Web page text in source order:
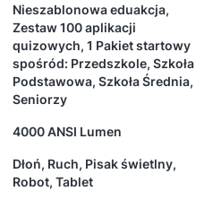
Nieszablonowa eduakcja,
Zestaw 100 aplikacji
quizowych, 1 Pakiet startowy
spośród: Przedszkole, Szkoła
Podstawowa, Szkoła Średnia,
Seniorzy
4000 ANSI Lumen
Dłoń, Ruch, Pisak świetlny,
Robot, Tablet